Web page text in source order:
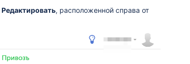
Редактировать, расположенной справа от